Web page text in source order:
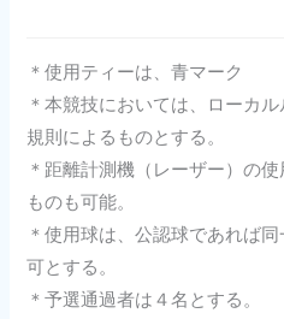
＊使用ティーは、青マーク
＊本競技においては、ローカ
規則によるものとする。
＊距離計測機（レーザー）の
ものも可能。
＊使用球は、公認球であれば
可とする。
＊予選通過者は４名とする